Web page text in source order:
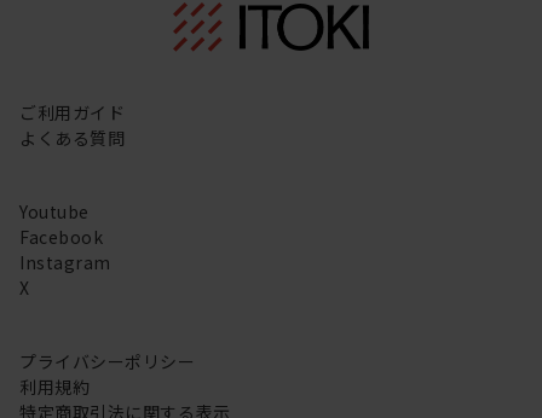
ご利用ガイド
よくある質問
Youtube
Facebook
Instagram
X
プライバシーポリシー
利用規約
特定商取引法に関する表示